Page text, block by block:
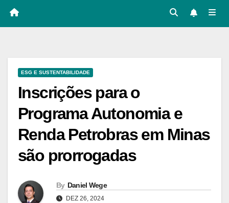
ESG E SUSTENTABILIDADE
Inscrições para o
Programa Autonomia e
Renda Petrobras em Minas
são prorrogadas
By Daniel Wege
DEZ 26, 2024